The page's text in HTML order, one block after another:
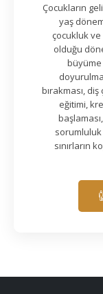
Çocukların
yaş
çocukluk ve
olduğu
büyüme
bırakması,
eğitimi,
sorumluluk
sınırların